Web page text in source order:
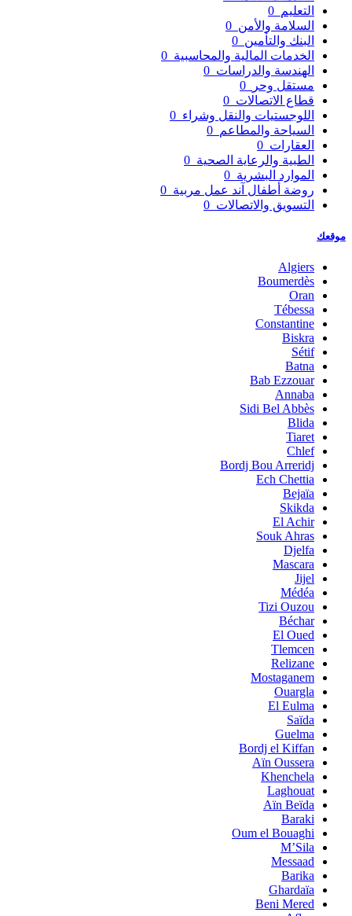
التعليم
السلامة والأمن
البنك والتأمين
الخدمات المالية والمحاسبية
الهندسة والدراسات
مستقل وحر
قطاع الاتصالات
اللوجستيات والنقل وشراء
السياحة والمطاعم
العقارات
الطبية والرعاية الصحية
الموارد البشرية
روضة أطفال آند عمل مربية
التسويق والاتصالات
موقعك
Algiers
Boumerdès
Oran
Tébessa
Constantine
Biskra
Sétif
Batna
Bab Ezzouar
Annaba
Sidi Bel Abbès
Blida
Tiaret
Chlef
Bordj Bou Arreridj
Ech Chettia
Bejaïa
Skikda
El Achir
Souk Ahras
Djelfa
Mascara
Jijel
Médéa
Tizi Ouzou
Béchar
El Oued
Tlemcen
Relizane
Mostaganem
Ouargla
El Eulma
Saïda
Guelma
Bordj el Kiffan
Aïn Oussera
Khenchela
Laghouat
Aïn Beïda
Baraki
Oum el Bouaghi
M’Sila
Messaad
Barika
Ghardaïa
Beni Mered